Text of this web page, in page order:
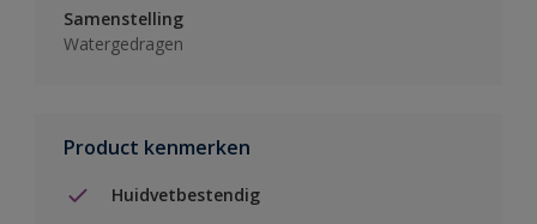
Samenstelling
Watergedragen
Product kenmerken
Huidvetbestendig